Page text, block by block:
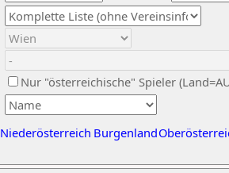
Nur "österreichische" Spieler
Niederösterreich Burgenland